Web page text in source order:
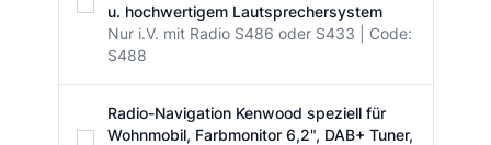
u. hochwertigem Lautsprechersystem
Nur i.V. mit Radio S486 oder S433 | Code:
S488
Radio-Navigation Kenwood speziell für
Wohnmobil, Farbmonitor 6,2", DAB+ Tuner,